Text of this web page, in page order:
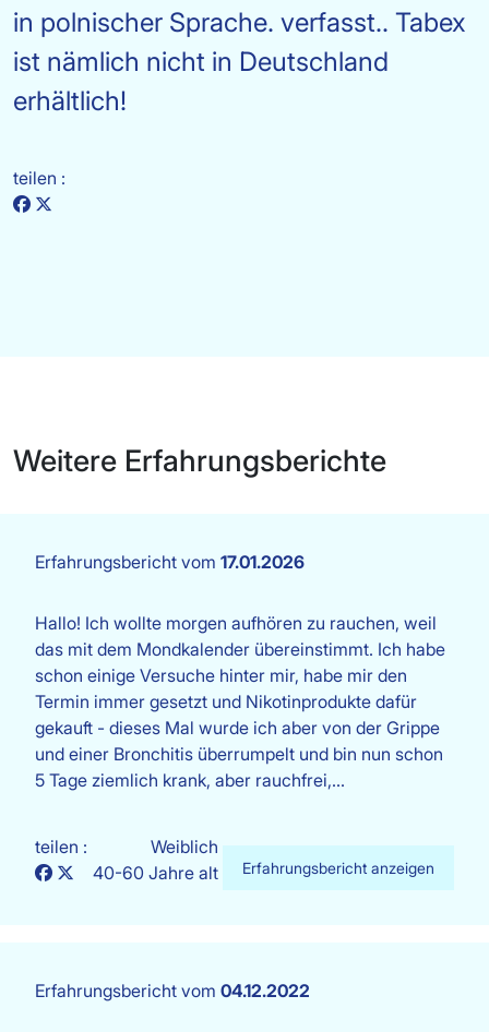
in polnischer Sprache. verfasst.. Tabex
ist nämlich nicht in Deutschland
erhältlich!
teilen :
Weitere Erfahrungsberichte
Erfahrungsbericht vom 17.01.2026
Hallo! Ich wollte morgen aufhören zu rauchen, weil
das mit dem Mondkalender übereinstimmt. Ich habe
schon einige Versuche hinter mir, habe mir den
Termin immer gesetzt und Nikotinprodukte dafür
gekauft - dieses Mal wurde ich aber von der Grippe
und einer Bronchitis überrumpelt und bin nun schon
5 Tage ziemlich krank, aber rauchfrei,…
teilen :
Erfahrungsbericht anzeigen
Weiblich
40-60 Jahre alt
Erfahrungsbericht vom 04.12.2022